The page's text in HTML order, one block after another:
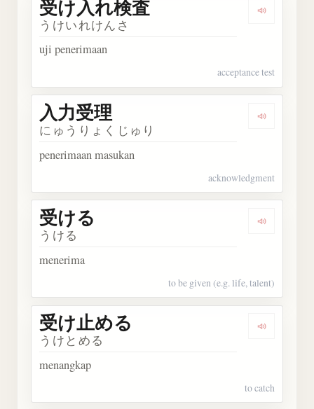
受け入れ検査
うけいれけんさ
uji penerimaan
acceptance test
入力受理
にゅうりょくじゅり
penerimaan masukan
acknowledgment
受ける
うける
menerima
to be given (e.g. life, talent)
受け止める
うけとめる
menangkap
to catch